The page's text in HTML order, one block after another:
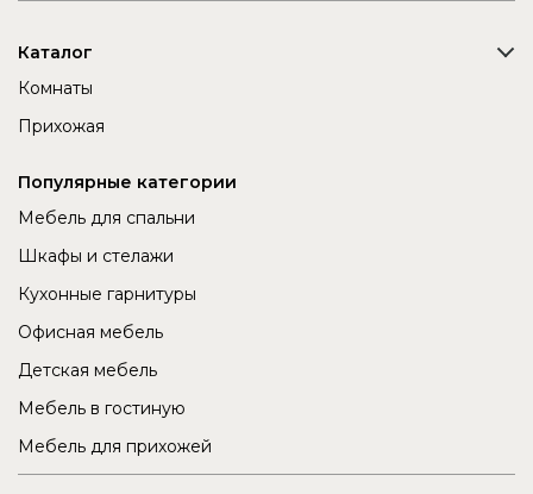
Каталог
Комнаты
Прихожая
Популярные категории
Мебель для спальни
Шкафы и стелажи
Кухонные гарнитуры
Офисная мебель
Детская мебель
Мебель в гостиную
Мебель для прихожей